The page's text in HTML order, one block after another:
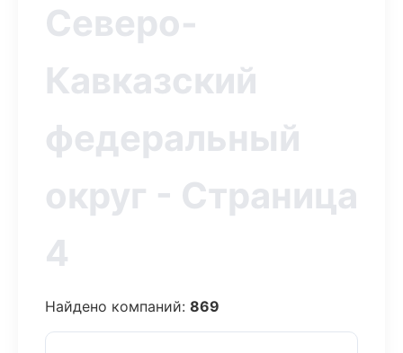
Северо-
Кавказский
федеральный
округ - Страница
4
Найдено компаний: 869